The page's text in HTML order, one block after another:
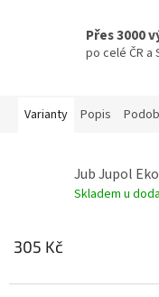
Přes 3000
po celé ČR a
Varianty Popis
Jub Jupol
Skladem u
305 Kč